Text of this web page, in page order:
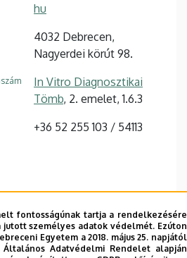
hu
4032 Debrecen,
Nagyerdei körút 98.
In Vitro Diagnosztikai
Tömb, 2. emelet, 1.6.3
+36 52 255 103 / 54113
5 6 7 8 9 … › »
fontosságúnak tartja a rendelkezésére
személyes adatok védelmét. Ezúton
Egyetem a 2018. május 25. napjától
Adatvédelmi Rendelet alapján